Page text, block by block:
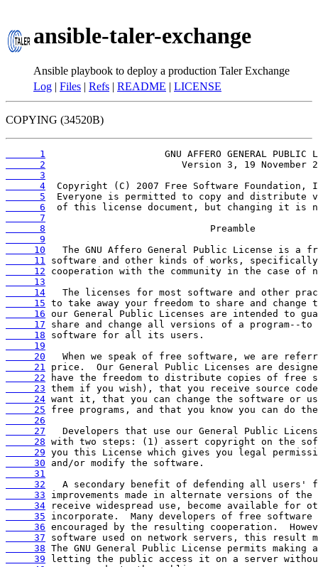
ansible-taler-exchange
Ansible playbook to deploy a production Taler Exchange
Log | Files | Refs | README | LICENSE
COPYING (34520B)
      1
      2
      3
      4
      5
      6
      7
      8
      9
     10
     11
     12
     13
     14
     15
     16
     17
     18
     19
     20
     21
     22
     23
     24
     25
     26
     27
     28
     29
     30
     31
     32
     33
     34
     35
     36
     37
     38
     39